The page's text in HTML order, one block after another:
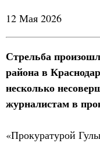
12 Мая 2026
Стрельба
района в
несколько
журналистам в
«Прокуратурой